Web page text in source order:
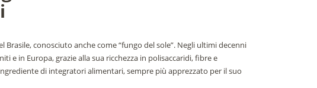
Brasile, conosciuto anche come “fungo del sole”. Negli ultimi decenni
e in Europa, grazie alla sua ricchezza in polisaccaridi, fibre e
di integratori alimentari, sempre più apprezzato per il suo